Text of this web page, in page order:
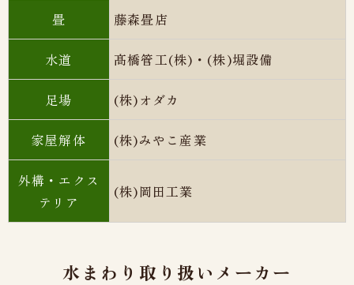
畳 藤森畳店
水道 髙橋管工(株)・(株)堀設備
足場 (株)オダカ
家屋解体 (株)みやこ産業
外構・エクス
テリア
(株)岡田工業
水まわり取り扱いメーカー